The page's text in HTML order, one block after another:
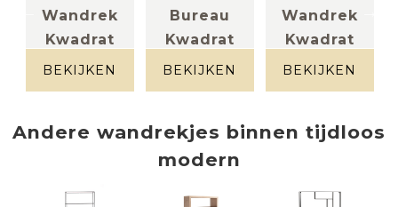
Wandrek
Kwadrat
massief eik
BEKIJKEN
Bureau
Kwadrat
BEKIJKEN
Wandrek
Kwadrat
metaal
BEKIJKEN
Andere wandrekjes binnen tijdloos
modern